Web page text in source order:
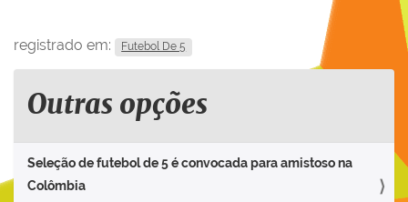
registrado em: Futebol De 5
Outras opções
Seleção de futebol de 5 é convocada para amistoso na
Colômbia